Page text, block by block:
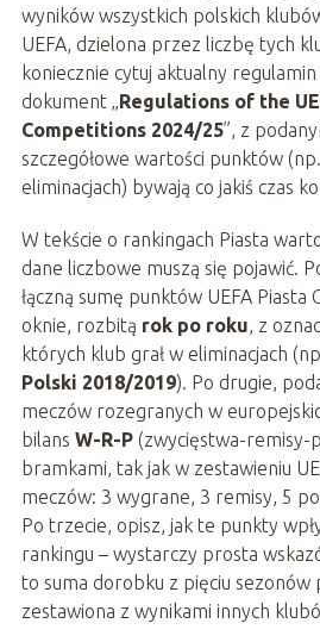
wyników wszystkich polskich
UEFA, dzielona przez liczbę tych
koniecznie cytuj aktualny
dokument „Regulations of the
Competitions 2024/25”, z
szczegółowe wartości punktów
eliminacjach) bywają co jakiś czas
W tekście o rankingach Piasta
dane liczbowe muszą się pojawić.
łączną sumę punktów UEFA Piasta
oknie, rozbitą rok po roku, z
których klub grał w eliminacjach
Polski 2018/2019). Po drugie,
meczów rozegranych w
bilans W-R-P(zwycięstwa-remisy-
bramkami, tak jak w zestawieniu
meczów: 3 wygrane, 3 remisy, 5
Po trzecie, opisz, jak te punkty
rankingu – wystarczy prosta
to suma dorobku z pięciu sezonów
zestawiona z wynikami innych